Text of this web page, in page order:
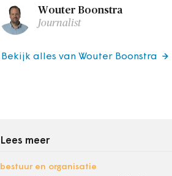
Wouter Boonstra
Journalist
Bekijk alles van Wouter Boonstra
Lees meer
bestuur en organisatie